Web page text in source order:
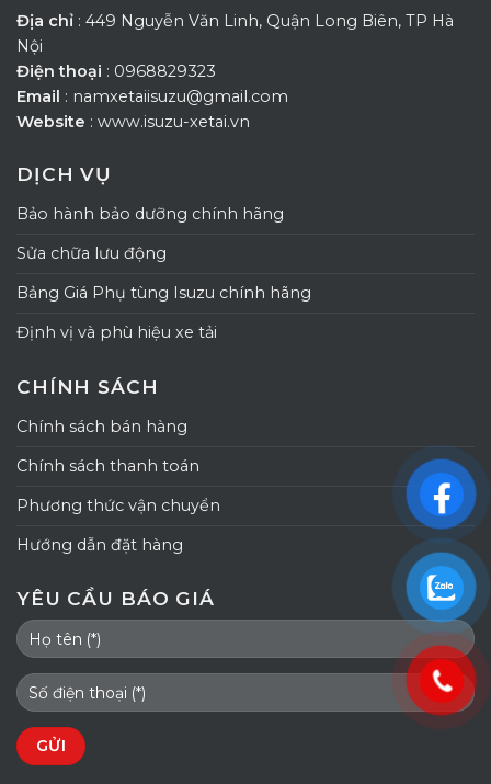
Địa chỉ : 449 Nguyễn Văn Linh, Quận Long Biên, TP Hà
Nội
Điện thoại : 0968829323
Email : namxetaiisuzu@gmail.com
Website : www.isuzu-xetai.vn
DỊCH VỤ
Bảo hành bảo dưỡng chính hãng
Sửa chữa lưu động
Bảng Giá Phụ tùng Isuzu chính hãng
Định vị và phù hiệu xe tải
CHÍNH SÁCH
Chính sách bán hàng
Chính sách thanh toán
Phương thức vận chuyển
Hướng dẫn đặt hàng
YÊU CẦU BÁO GIÁ